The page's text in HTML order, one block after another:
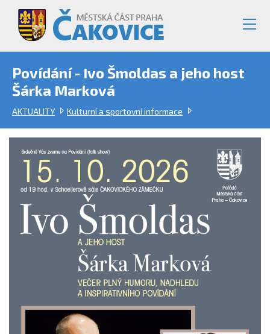
Povídání - Ivo Šmoldas a jeho host
Šárka Marková
AKTUALITY Kulturní a sportovní informace